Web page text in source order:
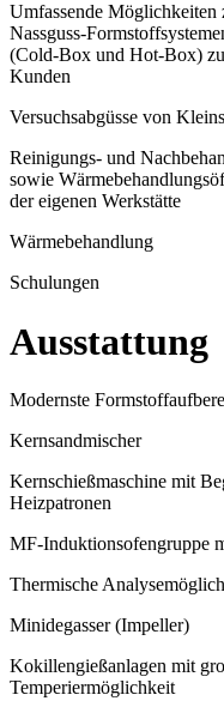
Umfassende
Nassguss-
(Cold-Box und Hot-Box)
Kunden
Versuchsabgüsse von
Reinigungs- und
sowie
der eigenen Werkstätte
Wärmebehandlung
Schulungen
Ausstattung
Modernste
Kernsandmischer
Kernschießmaschine mit
Heizpatronen
MF-Induktionsofengruppe
Thermische
Minidegasser (Impeller)
Kokillengießanlagen mit
Temperiermöglichkeit